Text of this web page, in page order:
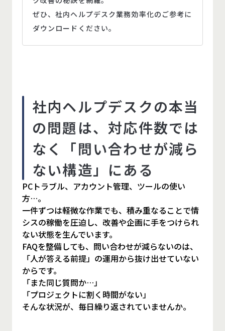
ぜひ、社内ヘルプデスク業務効率化のご参考に
ダウンロードください。
社内ヘルプデスクの本当
の問題は、対応件数では
なく「問い合わせが減ら
ない構造」にある
PCトラブル、アカウント管理、ツールの使い
方…。
一件ずつは軽微な作業でも、積み重なることで情
シスの稼働を圧迫し、改善や企画に手をつけられ
ない状態を生んでいます。
FAQを整備しても、問い合わせが減らないのは、
「人が答える前提」の運用から抜け出せていない
からです。
「また同じ質問か…」
「プロジェクトに割く時間がない」
そんな状況が、毎日繰り返されていませんか。